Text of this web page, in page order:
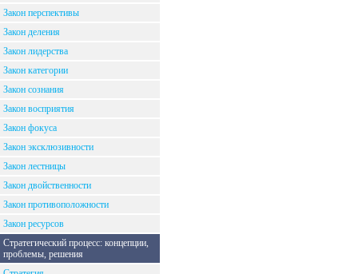
Закон перспективы
Закон деления
Закон лидерства
Закон категории
Закон сознания
Закон восприятия
Закон фокуса
Закон эксклюзивности
Закон лестницы
Закон двойственности
Закон противоположности
Закон ресурсов
Стратегический процесс: концепции,
проблемы, решения